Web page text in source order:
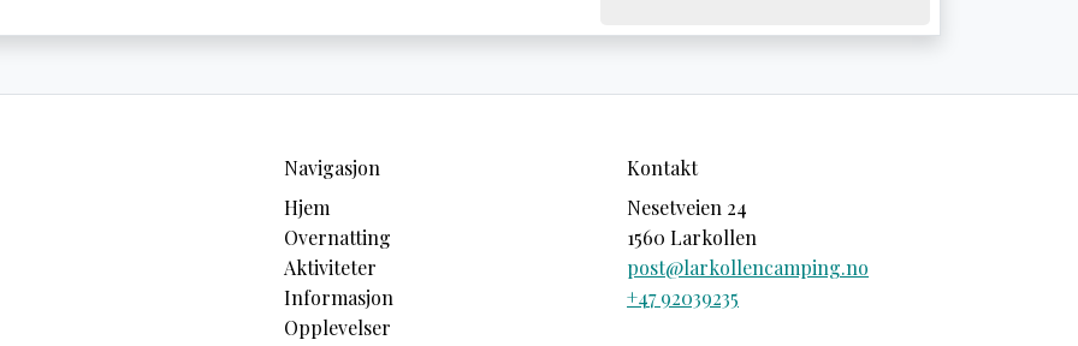
Navigasjon
Hjem
Overnatting
Aktiviteter
Informasjon
Opplevelser
Kontakt
Nesetveien 24
1560 Larkollen
post@larkollencamping.no
+47 92039235